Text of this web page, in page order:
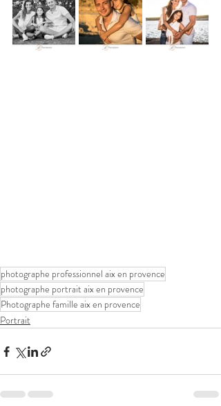
photographe professionnel aix en provence
photographe portrait aix en provence
Photographe famille aix en provence
Portrait